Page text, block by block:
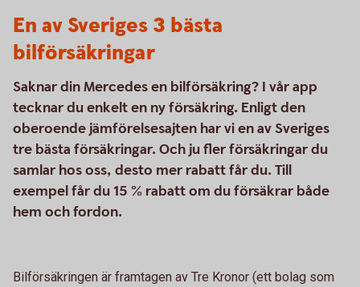
En av Sveriges 3 bästa
bilförsäkringar
Saknar din Mercedes en bilförsäkring? I vår app
tecknar du enkelt en ny försäkring. Enligt den
oberoende jämförelsesajten har vi en av Sveriges
tre bästa försäkringar. Och ju fler försäkringar du
samlar hos oss, desto mer rabatt får du. Till
exempel får du 15 % rabatt om du försäkrar både
hem och fordon.
Bilförsäkringen är framtagen av Tre Kronor (ett bolag som